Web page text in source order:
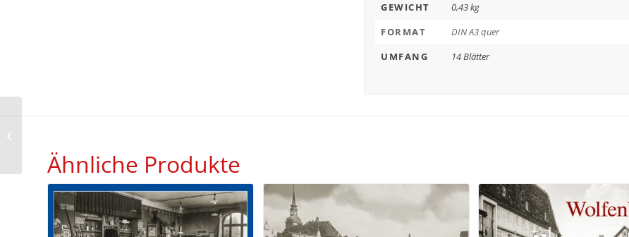
GEWICHT
0,43 kg
FORMAT
DIN A3 quer
UMFANG
14 Blätter
Ähnliche Produkte